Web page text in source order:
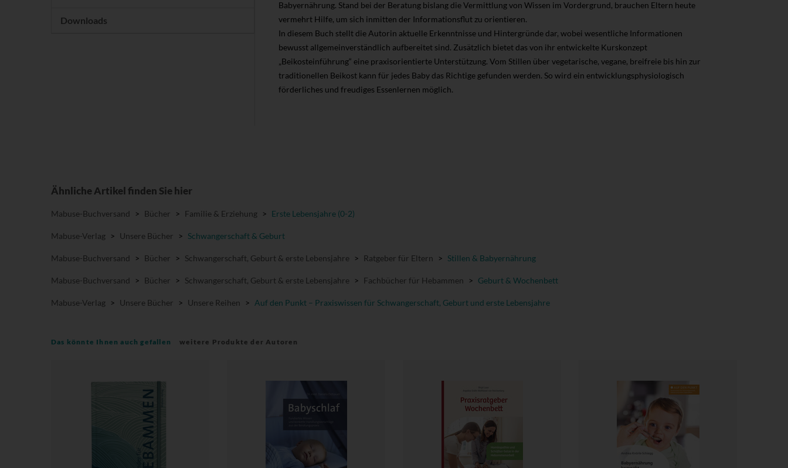
Downloads
Babyernährung. Stand bei der Beratung bislang die Vermittlung von Wissen im Vordergrund, brauchen Eltern heute
vermehrt Hilfe, um sich inmitten der Informationsflut zu orientieren.
In diesem Buch stellt die Autorin aktuelle Erkenntnisse und Hintergründe dar, wobei wesentliche Informationen
bewusst allgemeinverständlich aufbereitet sind. Zusätzlich bietet das von ihr entwickelte Kurskonzept
„Beikosteinführung“ eine praxisorientierte Unterstützung. Vom Stillen über vegetarische, vegane, breifreie bis hin zur
traditionellen Beikost kann für jedes Baby das Richtige gefunden werden. So wird ein entwicklungsphysiologisch
förderliches und freudiges Essenlernen möglich.
Ähnliche Artikel finden Sie hier
Mabuse-Buchversand > Bücher > Familie & Erziehung > Erste Lebensjahre (0-2)
Mabuse-Verlag > Unsere Bücher > Schwangerschaft & Geburt
Mabuse-Buchversand > Bücher > Schwangerschaft, Geburt & erste Lebensjahre > Ratgeber für Eltern > Stillen & Babyernährung
Mabuse-Buchversand > Bücher > Schwangerschaft, Geburt & erste Lebensjahre > Fachbücher für Hebammen > Geburt & Wochenbett
Mabuse-Verlag > Unsere Bücher > Unsere Reihen > Auf den Punkt – Praxiswissen für Schwangerschaft, Geburt und erste Lebensjahre
Das könnte Ihnen auch gefallen weitere Produkte der Autoren